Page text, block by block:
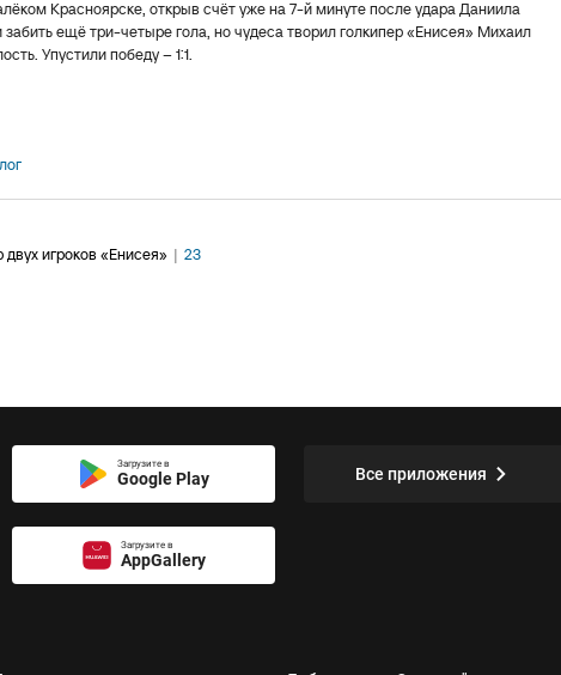
Красноярске, открыв счёт уже на 7-й минуте после удара Даниила
ещё три-четыре гола, но чудеса творил голкипер «Енисея» Михаил
Упустили победу – 1:1.
игроков «Енисея» | 23
Загрузите в
Google Play
Загрузите в
AppGallery
Все приложения